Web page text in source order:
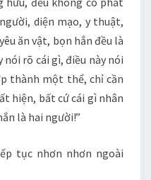
diện mạo, y thuật,
ăn vật, bọn hắn đều là
rõ cái gì, điều này nói
thành một thể, chỉ cần
hiện, bất cứ cái gì nhân
là hai người!”
tục nhơn nhơn ngoài